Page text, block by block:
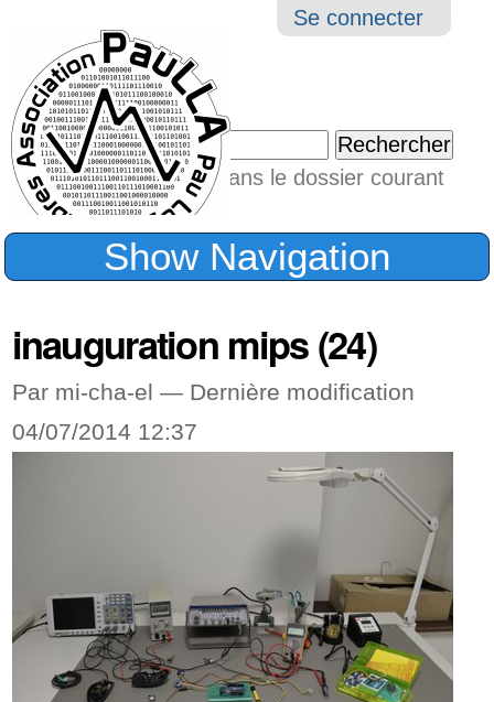
Outils
Se connecter
Chercher par
Seulement dans le dossier courant
Recherche
Show Navigation
inauguration mips (24)
Par mi-cha-el — Dernière modification
04/07/2014 12:37